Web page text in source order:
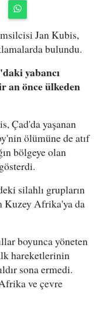
Jan Kubis,
bulundu.
yabancı
an önce ülkeden
Çad'da yaşanan
ölümüne de atıf
bölgeye olan
silahlı grupların
Kuzey Afrika'ya da
boyunca yöneten
hareketlerinin
sona ermedi.
ve çevre